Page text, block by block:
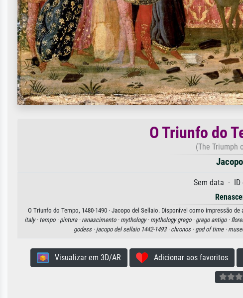
O Triunfo do
(The Triumph
Sem data · ID
O Triunfo do Tempo, 1480-1490 · Jacopo del Sellaio. Disponível como impressão
italy · tempo · pintura · renascimento · mythology · mythology grego · grego antigo ·
godess · jacopo del sellaio 1442-1493 · chronos · god of time ·
Visualizar em 3D/AR Adicionar aos favoritos